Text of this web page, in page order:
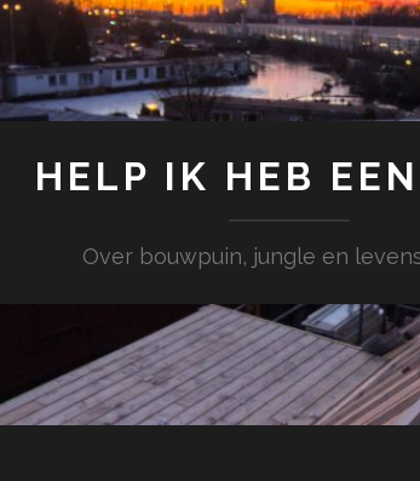
HELP IK HEB
Over bouwpuin, jungle en